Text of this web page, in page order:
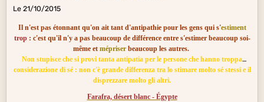
Le 21/10/2015
Il n'est pas étonnant qu'on ait tant d'antipathie pour les gens qui s'estiment
trop: c'est qu'il n'y a pas beaucoup de différence entre s'estimer beaucoup soi-
même et mépriser beaucoup les autres.
Non stupisce che si provi tanta antipatia per le persone che hanno troppa
considerazione di sé : non c'è grande differenza tra lo stimare molto sé stessi e il
disprezzare molto gli altri.
Farafra, désert blanc - Égypte